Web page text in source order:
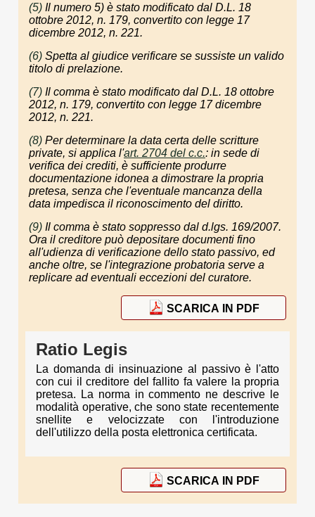
(5) Il numero 5) è stato modificato dal D.L. 18
ottobre 2012, n. 179, convertito con legge 17
dicembre 2012, n. 221.
(6) Spetta al giudice verificare se sussiste un valido
titolo di prelazione.
(7) Il comma è stato modificato dal D.L. 18 ottobre
2012, n. 179, convertito con legge 17 dicembre
2012, n. 221.
(8) Per determinare la data certa delle scritture
private, si applica l'art. 2704 del c.c.: in sede di
verifica dei crediti, è sufficiente produrre
documentazione idonea a dimostrare la propria
pretesa, senza che l'eventuale mancanza della
data impedisca il riconoscimento del diritto.
(9) Il comma è stato soppresso dal d.lgs. 169/2007.
Ora il creditore può depositare documenti fino
all'udienza di verificazione dello stato passivo, ed
anche oltre, se l'integrazione probatoria serve a
replicare ad eventuali eccezioni del curatore.
SCARICA IN PDF
Ratio Legis
La domanda di insinuazione al passivo è l'atto
con cui il creditore del fallito fa valere la propria
pretesa. La norma in commento ne descrive le
modalità operative, che sono state recentemente
snellite e velocizzate con l'introduzione
dell'utilizzo della posta elettronica certificata.
SCARICA IN PDF